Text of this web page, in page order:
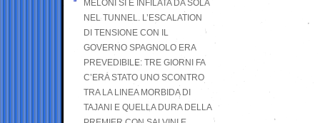
MELONI SI È INFILATA DA SOLA
NEL TUNNEL. L’ESCALATION
DI TENSIONE CON IL
GOVERNO SPAGNOLO ERA
PREVEDIBILE: TRE GIORNI FA
C’ERA STATO UNO SCONTRO
TRA LA LINEA MORBIDA DI
TAJANI E QUELLA DURA DELLA